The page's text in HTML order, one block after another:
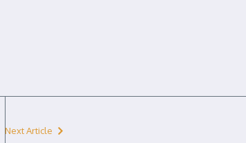
Next Article